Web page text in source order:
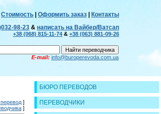
Стоимость Оформить заказ
Контакты
98-23 & написать на Вайбер/Ватсап
+38 (068) 815-11-74 & +38 (063) 881-09-26
E-mail: info@buroperevoda.com.ua
]
]
БЮРО ПЕРЕВОДОВ
ПЕРЕВОДЧИКИ